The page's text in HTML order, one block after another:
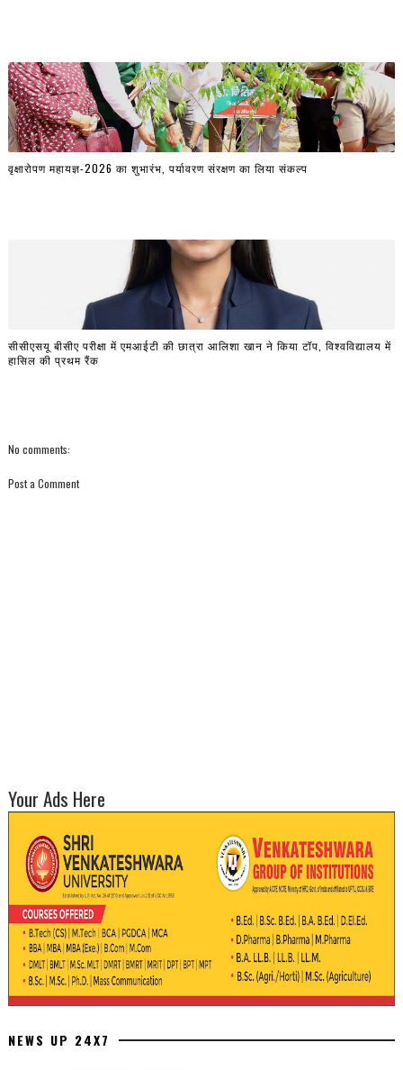
वृक्षारोपण महायज्ञ-2026 का शुभारंभ, पर्यावरण संरक्षण का लिया संकल्प
सीसीएसयू बीसीए परीक्षा में एमआईटी की छात्रा आलिशा खान ने किया टॉप, विश्वविद्यालय में
हासिल की प्रथम रैंक
No comments:
Post a Comment
Your Ads Here
NEWS UP 24X7